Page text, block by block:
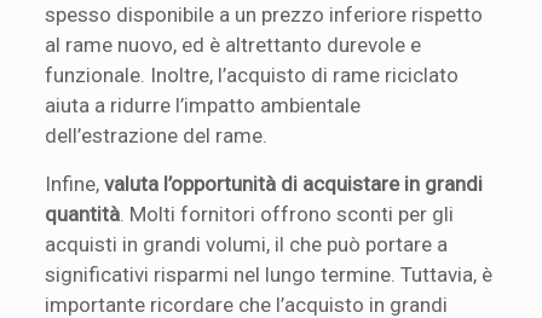
spesso disponibile a un prezzo inferiore rispetto
al rame nuovo, ed è altrettanto durevole e
funzionale. Inoltre, l’acquisto di rame riciclato
aiuta a ridurre l’impatto ambientale
dell’estrazione del rame.
Infine,valuta l’opportunità di acquistare in grandi
quantità . Molti fornitori offrono sconti per gli
acquisti in grandi volumi, il che può portare a
significativi risparmi nel lungo termine. Tuttavia, è
importante ricordare che l’acquisto in grandi